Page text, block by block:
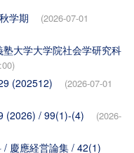
学期
(2026-07-01
大学大学院社会学研究科
(202512)
(2026-07-01
(2026) / 99(1)-(4)
(2026-
/ 慶應経営論集 / 42(1)